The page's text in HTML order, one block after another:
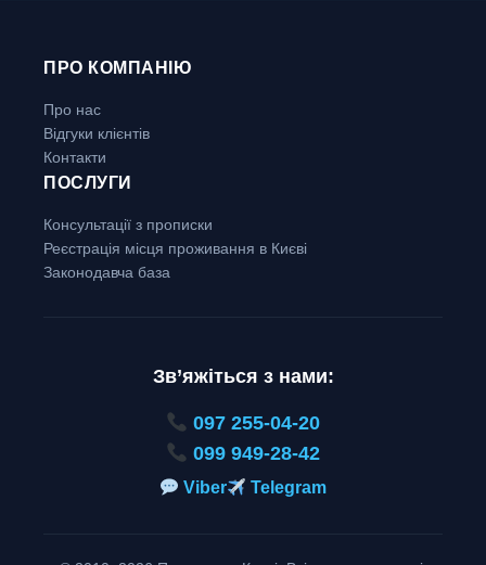
ПРО КОМПАНІЮ
Про нас
Відгуки клієнтів
Контакти
ПОСЛУГИ
Консультації з прописки
Реєстрація місця проживання в Києві
Законодавча база
Зв’яжіться з нами:
097 255-04-20
099 949-28-42
Viber Telegram